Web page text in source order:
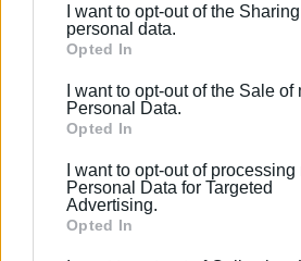
Please note that this website/app
Google services and may gather
behaviour. You may click to grant
Google and its third-party tags to
section.
I want to opt-out of the
personal data.
Opted In
I want to opt-out of the Sale of
Personal Data.
Opted In
I want to opt-out of processing
Personal Data for Targeted
Advertising.
Opted In
ΕΛΕΝΗ ΚΟΡΩΝΑΚΗ
Εργάζεται στις Εκδόσεις
1990 σε θέσεις υψηλής ευθύνης.
καλλιτεχνικό ρεπορτάζ.